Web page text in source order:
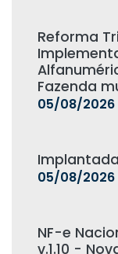
Reforma
Fazenda
05/08/2026
Implantada
05/08/2026
NF-e
v.1.10 -